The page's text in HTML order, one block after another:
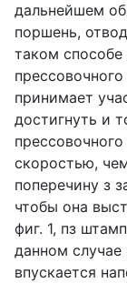
дальнейшем
поршень,
таком
принимает
достигнуть и
скоростью,
поперечину з
чтобы она
фиг. 1, пз
данном
впускается